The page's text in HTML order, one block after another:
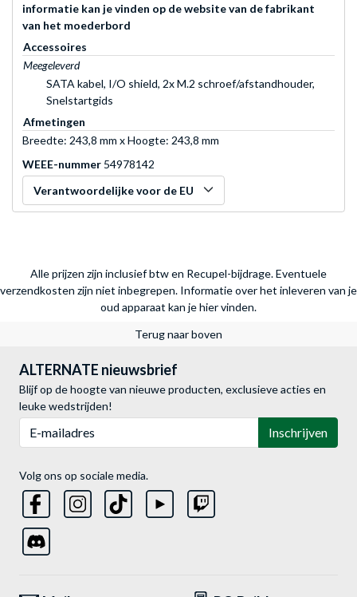
informatie kan je vinden op de website van de fabrikant
van het moederbord
Accessoires
Meegeleverd
SATA kabel, I/O shield, 2x M.2 schroef/afstandhouder,
Snelstartgids
Afmetingen
Breedte: 243,8 mm x Hoogte: 243,8 mm
WEEE-nummer 54978142
Verantwoordelijke voor de EU
Alle prijzen zijn inclusief btw en Recupel-bijdrage. Eventuele
verzendkosten zijn niet inbegrepen. Informatie over het inleveren van je
oud apparaat kan je hier vinden.
Terug naar boven
ALTERNATE nieuwsbrief
Blijf op de hoogte van nieuwe producten, exclusieve acties en
leuke wedstrijden!
Inschrijven
Volg ons op sociale media.